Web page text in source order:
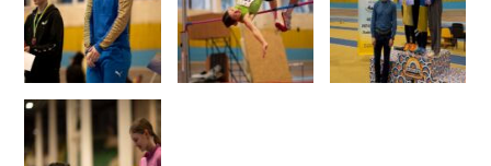
Підтримати «місцевих»
Редакційна політика
Етичний кодекс